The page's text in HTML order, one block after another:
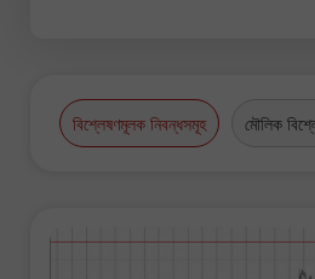
বিশ্লেষণমূলক নিবন্ধসমূহ মৌলিক